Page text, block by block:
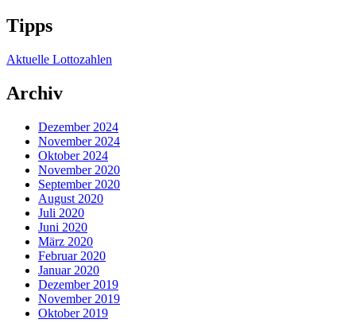
Tipps
Aktuelle Lottozahlen
Archiv
Dezember 2024
November 2024
Oktober 2024
November 2020
September 2020
August 2020
Juli 2020
Juni 2020
März 2020
Februar 2020
Januar 2020
Dezember 2019
November 2019
Oktober 2019